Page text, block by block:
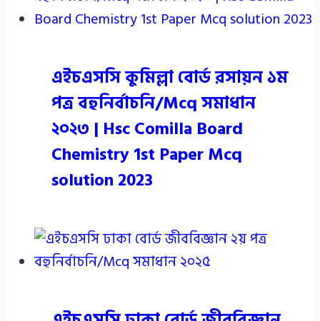
এইচএসসি কুমিল্লা বোর্ড রসায়ন ১ম
পত্র বহুনির্বাচনি/Mcq সমাধান
২০২৩ | Hsc Comilla Board
Chemistry 1st Paper Mcq
solution 2023